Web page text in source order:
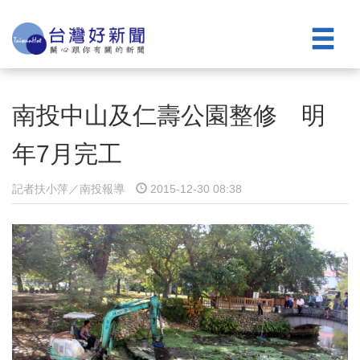
南投中山及仁壽公園整修 明
年7月完工
記者扶小萍／南投報導 2015-12-30 08:38